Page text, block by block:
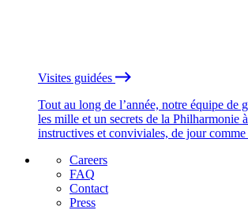
Visites guidées
Tout au long de l’année, notre équipe de
les mille et un secrets de la Philharmonie
instructives et conviviales, de jour
Careers
FAQ
Contact
Press